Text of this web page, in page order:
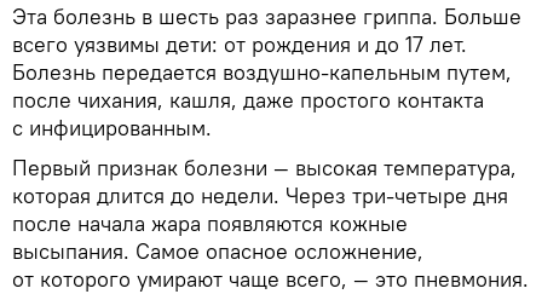
Эта болезнь в шесть раз заразнее гриппа. Больше
всего уязвимы дети: от рождения и до 17 лет.
Болезнь передается воздушно-капельным путем,
после чихания, кашля, даже простого контакта
с инфицированным.
Первый признак болезни — высокая температура,
которая длится до недели. Через три-четыре дня
после начала жара появляются кожные
высыпания. Самое опасное осложнение,
от которого умирают чаще всего, — это пневмония.